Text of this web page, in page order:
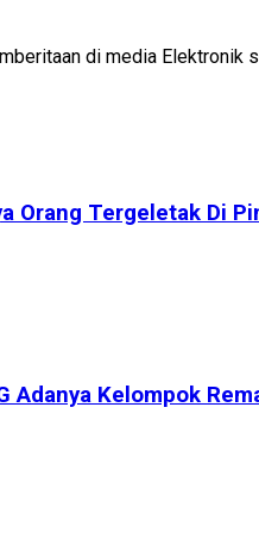
di media Elektronik
Orang Tergeletak Di
Kelompok